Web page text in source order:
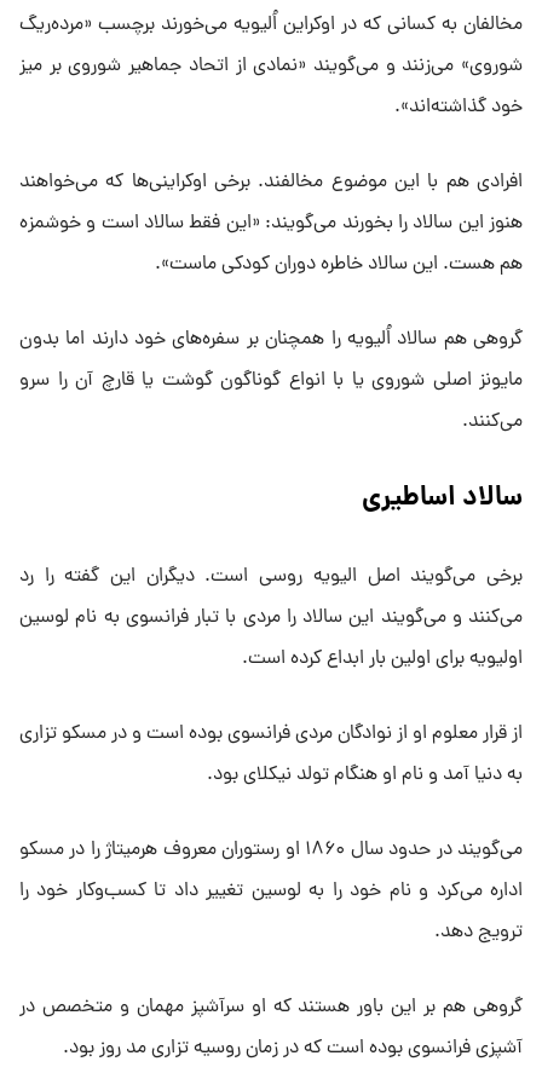
مخالفان به کسانی که در اوکراین اُلیویه می‌خورند برچسب «مرده‌ریگ
شوروی» می‌زنند و می‌گویند «نمادی از اتحاد جماهیر شوروی بر میز
خود گذاشته‌اند».
افرادی هم با این موضوع مخالفند. برخی اوکراینی‌ها‌ که می‌خواهند
هنوز این سالاد را بخورند می‌گویند: «این فقط سالاد است و خوشمزه
هم هست. این سالاد خاطره دوران کودکی ماست».
گروهی هم سالاد اُلیویه را همچنان بر سفره‌های خود دارند اما بدون
مایونز اصلی شوروی یا با انواع گوناگون گوشت یا قارچ آن را سرو
می‌کنند.
سالاد اساطیری
برخی می‌گویند اصل الیویه روسی است. دیگران این گفته را رد
می‌کنند و می‌گویند این سالاد را مردی با تبار فرانسوی به نام لوسین
اولیویه برای اولین بار ابداع کرده است.
از قرار معلوم او از نوادگان مردی فرانسوی بوده است و در مسکو تزاری
به دنیا آمد و نام او هنگام تولد نیکلای بود.
می‌گویند در حدود سال ۱۸۶۰ او رستوران معروف هرمیتاژ را در مسکو
اداره می‌کرد و نام خود را به لوسین تغییر داد تا کسب‌و‌کار خود را
ترویج دهد.
گروهی هم بر این باور هستند که او سرآشپز مهمان و متخصص در
آشپزی فرانسوی بوده است که در زمان روسیه تزاری مد روز بود.